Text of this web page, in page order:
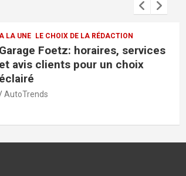
A LA UNE LE CHOIX DE LA RÉDACTION
Voiture d’occasion Volvo
Luxembourg: fiabilité et qualité à
bon prix
AutoTrends